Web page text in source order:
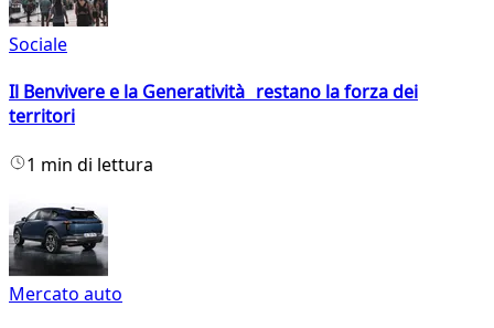
Sociale
Il Benvivere e la Generatività restano la forza dei
territori
1 min di lettura
Mercato auto